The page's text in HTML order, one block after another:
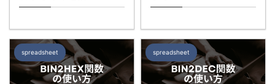
spreadsheet spreadsheet